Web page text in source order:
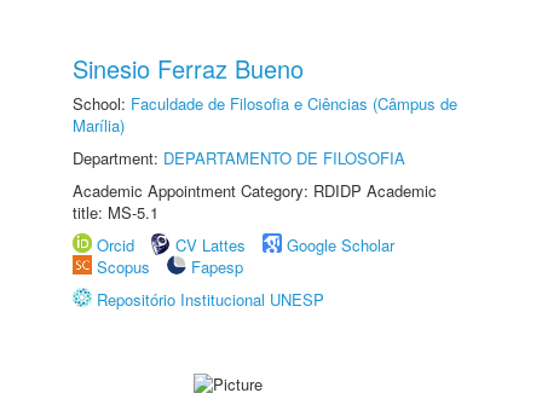
Sinesio Ferraz Bueno
School: Faculdade de Filosofia e Ciências (Câmpus de
Marília)
Department: DEPARTAMENTO DE FILOSOFIA
Academic Appointment Category: RDIDP Academic
title: MS-5.1
Orcid
CV Lattes
Google Scholar
Scopus
Fapesp
Repositório Institucional UNESP